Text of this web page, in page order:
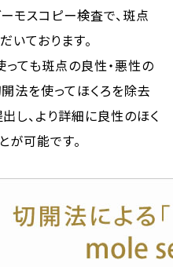
モスコピー検査で、斑点
ております。
っても斑点の良性・悪性の
法を使ってほくろを除去
し、より詳細に良性のほく
が可能です。